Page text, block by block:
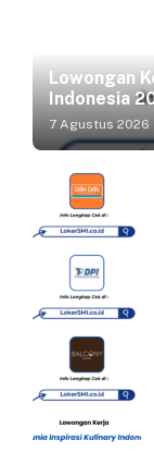
Lowongan
Indonesia
7 Agustus 2026